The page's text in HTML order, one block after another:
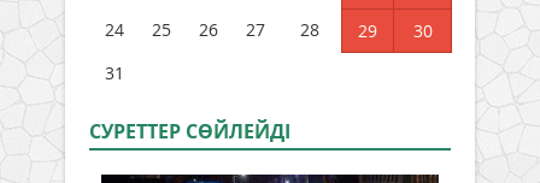
24
25 26 27 28 29
30
31
СУРЕТТЕР СӨЙЛЕЙДI